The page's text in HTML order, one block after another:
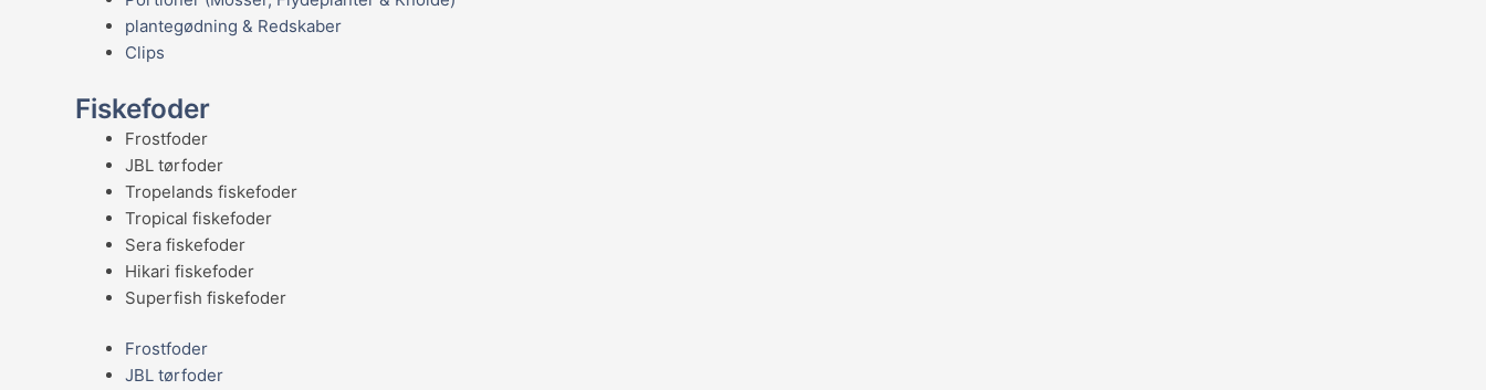
plantegødning & Redskaber
Clips
Fiskefoder
Frostfoder
JBL tørfoder
Tropelands fiskefoder
Tropical fiskefoder
Sera fiskefoder
Hikari fiskefoder
Superfish fiskefoder
Frostfoder
JBL tørfoder